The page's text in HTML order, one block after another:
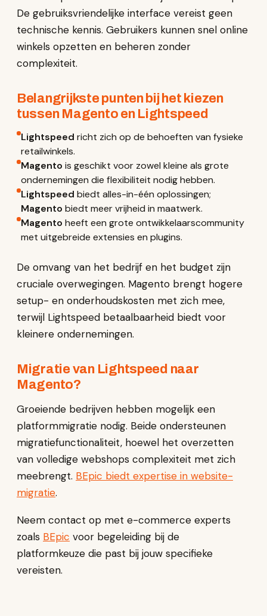
De gebruiksvriendelijke interface vereist geen
technische kennis. Gebruikers kunnen snel online
winkels opzetten en beheren zonder
complexiteit.
Belangrijkste punten bij het kiezen
tussen Magento en Lightspeed
Lightspeed richt zich op de behoeften van fysieke
retailwinkels.
Magento is geschikt voor zowel kleine als grote
ondernemingen die flexibiliteit nodig hebben.
Lightspeed biedt alles-in-één oplossingen;
Magento biedt meer vrijheid in maatwerk.
Magento heeft een grote ontwikkelaarscommunity
met uitgebreide extensies en plugins.
De omvang van het bedrijf en het budget zijn
cruciale overwegingen. Magento brengt hogere
setup- en onderhoudskosten met zich mee,
terwijl Lightspeed betaalbaarheid biedt voor
kleinere ondernemingen.
Migratie van Lightspeed naar
Magento?
Groeiende bedrijven hebben mogelijk een
platformmigratie nodig. Beide ondersteunen
migratiefunctionaliteit, hoewel het overzetten
van volledige webshops complexiteit met zich
meebrengt. BEpic biedt expertise in website-
migratie.
Neem contact op met e-commerce experts
zoals BEpic voor begeleiding bij de
platformkeuze die past bij jouw specifieke
vereisten.